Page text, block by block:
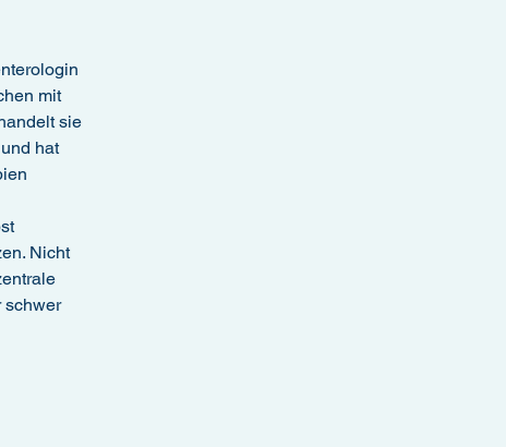
mit
sie
hat
Nicht
schwer